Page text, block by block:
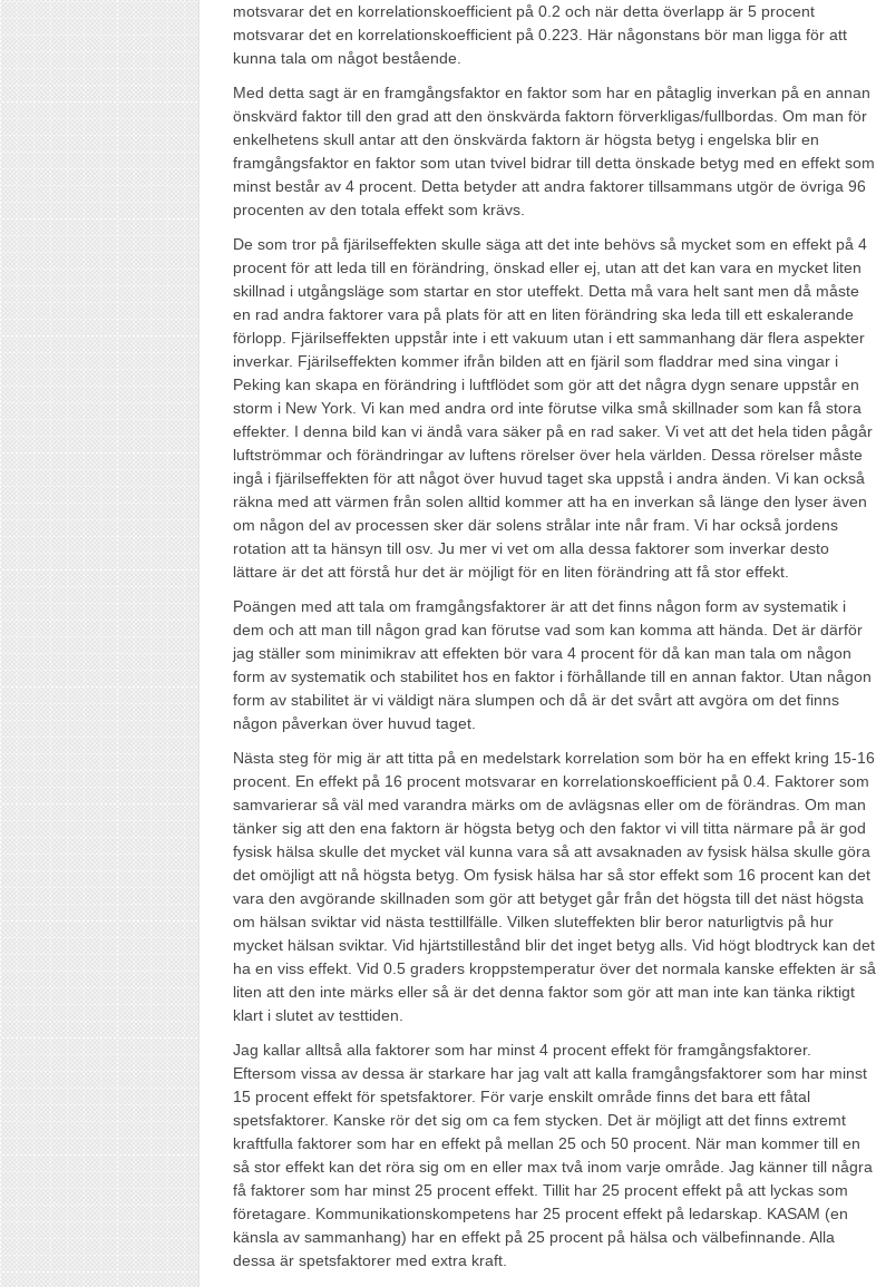
motsvarar det en korrelationskoefficient på 0.2 och när detta överlapp är 5 procent
motsvarar det en korrelationskoefficient på 0.223. Här någonstans bör man ligga för att
kunna tala om något bestående.
Med detta sagt är en framgångsfaktor en faktor som har en påtaglig inverkan på en annan
önskvärd faktor till den grad att den önskvärda faktorn förverkligas/fullbordas. Om man för
enkelhetens skull antar att den önskvärda faktorn är högsta betyg i engelska blir en
framgångsfaktor en faktor som utan tvivel bidrar till detta önskade betyg med en effekt som
minst består av 4 procent. Detta betyder att andra faktorer tillsammans utgör de övriga 96
procenten av den totala effekt som krävs.
De som tror på fjärilseffekten skulle säga att det inte behövs så mycket som en effekt på 4
procent för att leda till en förändring, önskad eller ej, utan att det kan vara en mycket liten
skillnad i utgångsläge som startar en stor uteffekt. Detta må vara helt sant men då måste
en rad andra faktorer vara på plats för att en liten förändring ska leda till ett eskalerande
förlopp. Fjärilseffekten uppstår inte i ett vakuum utan i ett sammanhang där flera aspekter
inverkar. Fjärilseffekten kommer ifrån bilden att en fjäril som fladdrar med sina vingar i
Peking kan skapa en förändring i luftflödet som gör att det några dygn senare uppstår en
storm i New York. Vi kan med andra ord inte förutse vilka små skillnader som kan få stora
effekter. I denna bild kan vi ändå vara säker på en rad saker. Vi vet att det hela tiden pågår
luftströmmar och förändringar av luftens rörelser över hela världen. Dessa rörelser måste
ingå i fjärilseffekten för att något över huvud taget ska uppstå i andra änden. Vi kan också
räkna med att värmen från solen alltid kommer att ha en inverkan så länge den lyser även
om någon del av processen sker där solens strålar inte når fram. Vi har också jordens
rotation att ta hänsyn till osv. Ju mer vi vet om alla dessa faktorer som inverkar desto
lättare är det att förstå hur det är möjligt för en liten förändring att få stor effekt.
Poängen med att tala om framgångsfaktorer är att det finns någon form av systematik i
dem och att man till någon grad kan förutse vad som kan komma att hända. Det är därför
jag ställer som minimikrav att effekten bör vara 4 procent för då kan man tala om någon
form av systematik och stabilitet hos en faktor i förhållande till en annan faktor. Utan någon
form av stabilitet är vi väldigt nära slumpen och då är det svårt att avgöra om det finns
någon påverkan över huvud taget.
Nästa steg för mig är att titta på en medelstark korrelation som bör ha en effekt kring 15-16
procent. En effekt på 16 procent motsvarar en korrelationskoefficient på 0.4. Faktorer som
samvarierar så väl med varandra märks om de avlägsnas eller om de förändras. Om man
tänker sig att den ena faktorn är högsta betyg och den faktor vi vill titta närmare på är god
fysisk hälsa skulle det mycket väl kunna vara så att avsaknaden av fysisk hälsa skulle göra
det omöjligt att nå högsta betyg. Om fysisk hälsa har så stor effekt som 16 procent kan det
vara den avgörande skillnaden som gör att betyget går från det högsta till det näst högsta
om hälsan sviktar vid nästa testtillfälle. Vilken sluteffekten blir beror naturligtvis på hur
mycket hälsan sviktar. Vid hjärtstillestånd blir det inget betyg alls. Vid högt blodtryck kan det
ha en viss effekt. Vid 0.5 graders kroppstemperatur över det normala kanske effekten är så
liten att den inte märks eller så är det denna faktor som gör att man inte kan tänka riktigt
klart i slutet av testtiden.
Jag kallar alltså alla faktorer som har minst 4 procent effekt för framgångsfaktorer.
Eftersom vissa av dessa är starkare har jag valt att kalla framgångsfaktorer som har minst
15 procent effekt för spetsfaktorer. För varje enskilt område finns det bara ett fåtal
spetsfaktorer. Kanske rör det sig om ca fem stycken. Det är möjligt att det finns extremt
kraftfulla faktorer som har en effekt på mellan 25 och 50 procent. När man kommer till en
så stor effekt kan det röra sig om en eller max två inom varje område. Jag känner till några
få faktorer som har minst 25 procent effekt. Tillit har 25 procent effekt på att lyckas som
företagare. Kommunikationskompetens har 25 procent effekt på ledarskap. KASAM (en
känsla av sammanhang) har en effekt på 25 procent på hälsa och välbefinnande. Alla
dessa är spetsfaktorer med extra kraft.